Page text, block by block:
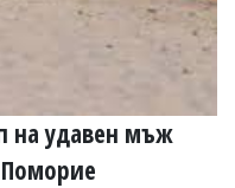
на удавен мъж